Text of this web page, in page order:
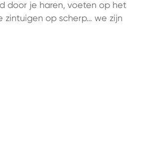
door je haren, voeten op het
zintuigen op scherp… we zijn